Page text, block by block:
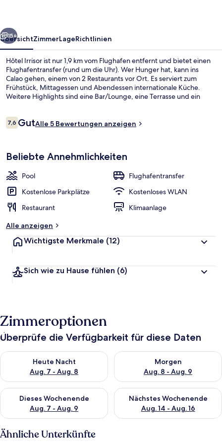
Weiter
15+
ÜbersichtZimmerLageRichtlinien
Hôtel Irrisor ist nur 1,9 km vom Flughafen entfernt und bietet einen
Flughafentransfer (rund um die Uhr). Wer Hunger hat, kann ins
Calao gehen, einem von 2 Restaurants vor Ort. Es serviert zum
Frühstück, Mittagessen und Abendessen internationale Küche.
Weitere Highlights sind eine Bar/Lounge, eine Terrasse und ein
Bewertungen
7,67,6 von 10.
GutAlle 5 Bewertungen anzeigen
Beliebte Annehmlichkeiten
Pool
Flughafentransfer
Kostenlose Parkplätze
Kostenloses WLAN
Restaurant
Klimaanlage
Alle anzeigen
Wichtigste Merkmale (12)
Sich wie zu Hause fühlen (6)
Zimmeroptionen
Überprüfe die Verfügbarkeit für diese Daten
Heute Nacht
Aug. 7 - Aug. 8
Überprüfe die Verfügbarkeit für heute Nacht, Aug. 7 - Aug. 8.
Morgen
Aug. 8 - Aug. 9
Überprüfe die Verfügbarkeit
Dieses Wochenende
Aug. 7 - Aug. 9
Überprüfe die Verfügbarkeit für dieses Wochenende, Aug. 7
Nächstes Wochenende
Aug. 14 - Aug. 16
Überprüfe die Verfügbarkeit
Ähnliche Unterkünfte